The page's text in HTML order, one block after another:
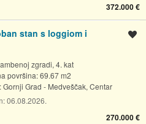
372.000 €
stan s loggiom i
zgradi, 4. kat
površina: 69.67 m2
Gornji Grad - Medveščak, Centar
06.08.2026.
270.000 €